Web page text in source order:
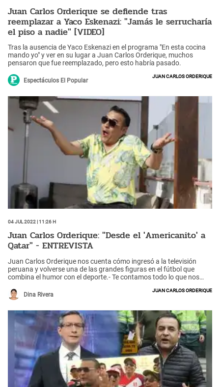
Juan Carlos Orderique se defiende tras
reemplazar a Yaco Eskenazi: "Jamás le serrucharía
el piso a nadie" [VIDEO]
Tras la ausencia de Yaco Eskenazi en el programa "En esta cocina
mando yo" y ver en su lugar a Juan Carlos Orderique, muchos
pensaron que fue reemplazado, pero esto habría pasado.
Espectáculos El Popular
Juan Carlos Orderique
04 Jul 2022 | 11:26 h
Juan Carlos Orderique: "Desde el 'Americanito' a
Qatar" - ENTREVISTA
Juan Carlos Orderique nos cuenta cómo ingresó a la televisión
peruana y volverse una de las grandes figuras en el fútbol que
combina el humor con el deporte.- Te contamos todo lo que nos
Dina Rivera
Juan Carlos Orderique